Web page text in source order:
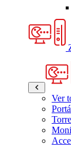
Ver